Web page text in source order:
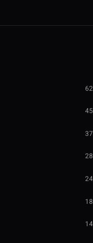
62
45
37
28
24
18
14